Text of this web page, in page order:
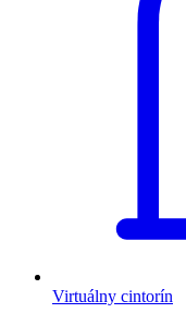
Virtuálny cintorín